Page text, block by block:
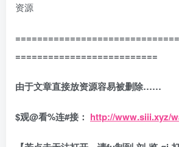
资源
==========================
由于文章直接放资源容易被删除……
$观@看%连#接： http://www.siii.xyz/